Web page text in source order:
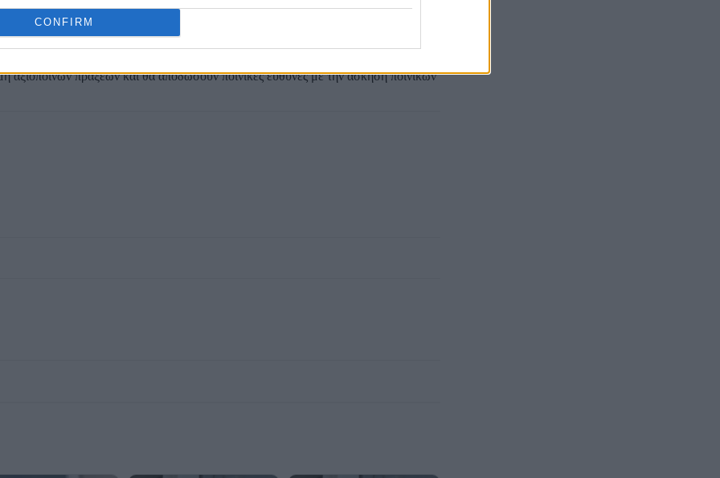
CONFIRM
η διαδικασία των εξηγήσεων πιθανότατα θα χρειαστεί μερικές βδομάδες πριν
τα υπομνήματα που θα παραδώσουν οι ελεγχόμενοι και τα αντιπαραβάλλουν με
αξιόποινων πράξεων και θα αποδώσουν ποινικές ευθύνες με την άσκηση ποινικών